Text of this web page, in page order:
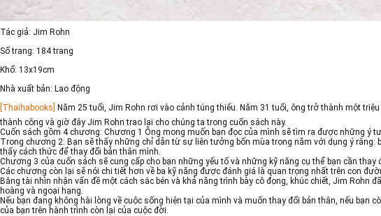
Tác giả: Jim Rohn
Số trang: 184 trang
Khổ: 13x19cm
Nhà xuất bản: Lao động
[Thaihabooks]
Năm 25 tuổi, Jim Rohn rơi vào cảnh túng thiếu. Năm 31 tuổi, ông trở thành một
thành công và giờ đây Jim Rohn trao lại cho chúng ta trong cuốn sách này.
Cuốn sách gồm 4 chương: Chương 1 Ông mong muốn bạn đọc của mình sẽ tìm ra được những ý
Trong chương 2: Bạn sẽ thấy những chỉ dẫn từ sự liên tưởng bốn mùa trong năm với dụng ý
thấy cách thức để thay đổi bản thân mình.
Chương 3 của cuốn sách sẽ cung cấp cho bạn những yếu tố và những kỹ năng cụ thể bạn cần
Các chương còn lại sẽ nói chi tiết hơn về ba kỹ năng được đánh giá là quan trọng nhất trên con
Bằng tài nhìn nhận vấn đề một cách sắc bén và khả năng trình bày cô đọng, khúc chiết, Jim Rohn
hoàng và ngoại hạng.
Nếu bạn đang không hài lòng về cuộc sống hiện tại của mình và muốn thay đổi bản thân, nếu
của bạn trên hành trình còn lại của cuộc đời.